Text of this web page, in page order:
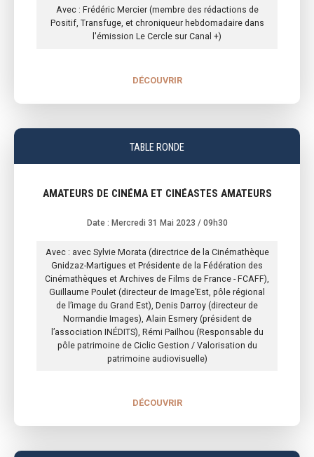
Avec : Frédéric Mercier (membre des rédactions de
Positif, Transfuge, et chroniqueur hebdomadaire dans
l'émission Le Cercle sur Canal +)
DÉCOUVRIR
TABLE RONDE
AMATEURS DE CINÉMA ET CINÉASTES AMATEURS
Date : Mercredi 31 Mai 2023 / 09h30
Avec : avec Sylvie Morata (directrice de la Cinémathèque
Gnidzaz-Martigues et Présidente de la Fédération des
Cinémathèques et Archives de Films de France - FCAFF),
Guillaume Poulet (directeur de Image’Est, pôle régional
de l’image du Grand Est), Denis Darroy (directeur de
Normandie Images), Alain Esmery (président de
l’association INÉDITS), Rémi Pailhou (Responsable du
pôle patrimoine de Ciclic Gestion / Valorisation du
patrimoine audiovisuelle)
DÉCOUVRIR